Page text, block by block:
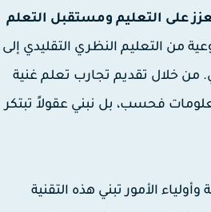
على التعليم ومستقبل التعلم
من التعليم النظري التقليدي إلى
خلال تقديم تجارب تعلم غنية
فحسب، بل نبني عقولاً تبتكر
الأمور تبني هذه التقنية